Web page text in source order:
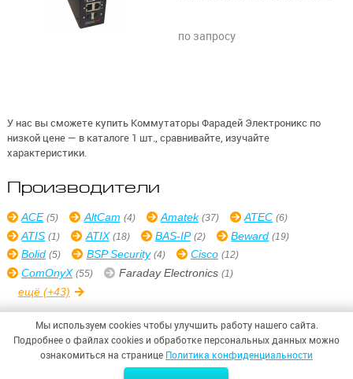
по запросу
У нас вы сможете купить Коммутаторы Фарадей Электроникс по
низкой цене — в каталоге 1 шт., сравнивайте, изучайте
характеристики.
Производители
ACE (5) AltCam (4) Amatek (37) ATEC (6)
ATIS (1) ATIX (18) BAS-IP (2) Beward (19)
Bolid (5) BSP Security (4) Cisco (12)
ComOnyX (55) Faraday Electronics (1)
ещё (+43)
ООО «СИНТЕЗ БЕЗОПАСНОСТИ»
Мы используем cookies чтобы улучшить работу нашего сайта.
Подробнее о файлах cookies и обработке персональных данных можно
ознакомиться на странице Политика конфиденциальности